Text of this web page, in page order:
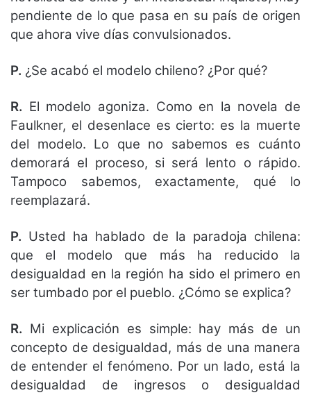
pendiente de lo que pasa en su país de origen
que ahora vive días convulsionados.
P. ¿Se acabó el modelo chileno? ¿Por qué?
R. El modelo agoniza. Como en la novela de
Faulkner, el desenlace es cierto: es la muerte
del modelo. Lo que no sabemos es cuánto
demorará el proceso, si será lento o rápido.
Tampoco sabemos, exactamente, qué lo
reemplazará.
P. Usted ha hablado de la paradoja chilena:
que el modelo que más ha reducido la
desigualdad en la región ha sido el primero en
ser tumbado por el pueblo. ¿Cómo se explica?
R. Mi explicación es simple: hay más de un
concepto de desigualdad, más de una manera
de entender el fenómeno. Por un lado, está la
desigualdad de ingresos o desigualdad